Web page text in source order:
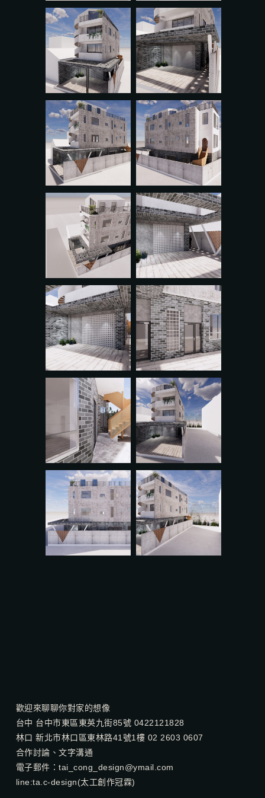
歡迎來聊聊你對家的想像
台中 台中市東區東英九街85號 0422121828
林口 新北市林口區東林路41號1樓 02 2603 0607
合作討論、文字溝通
電子郵件：tai_cong_design@ymail.com
line:ta.c-design(太工創作冠霖)